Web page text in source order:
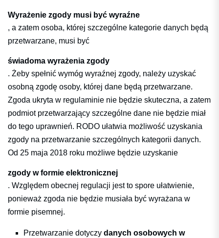
Wyrażenie zgody musi być wyraźne
, a zatem osoba, której szczególne kategorie danych będą
przetwarzane, musi być
świadoma wyrażenia zgody
. Żeby spełnić wymóg wyraźnej zgody, należy uzyskać
osobną zgodę osoby, której dane będą przetwarzane.
Zgoda ukryta w regulaminie nie będzie skuteczna, a zatem
podmiot przetwarzający szczególne dane nie będzie miał
do tego uprawnień. RODO ułatwia możliwość uzyskania
zgody na przetwarzanie szczególnych kategorii danych.
Od 25 maja 2018 roku możliwe będzie uzyskanie
zgody w formie elektronicznej
. Względem obecnej regulacji jest to spore ułatwienie,
ponieważ zgoda nie będzie musiała być wyrażana w
formie pisemnej.
Przetwarzanie dotyczy danych osobowych w